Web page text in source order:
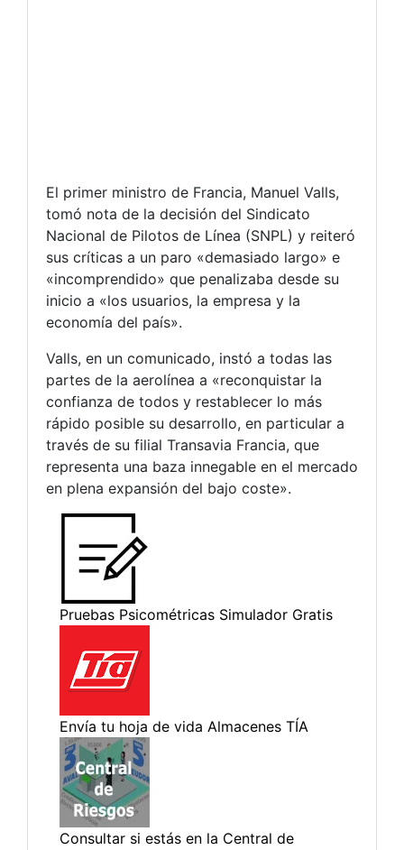
El primer ministro de Francia, Manuel Valls,
tomó nota de la decisión del Sindicato
Nacional de Pilotos de Línea (SNPL) y reiteró
sus críticas a un paro «demasiado largo» e
«incomprendido» que penalizaba desde su
inicio a «los usuarios, la empresa y la
economía del país».
Valls, en un comunicado, instó a todas las
partes de la aerolínea a «reconquistar la
confianza de todos y restablecer lo más
rápido posible su desarrollo, en particular a
través de su filial Transavia Francia, que
representa una baza innegable en el mercado
en plena expansión del bajo coste».